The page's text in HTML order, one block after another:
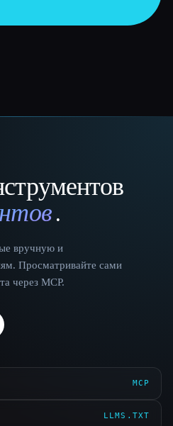
.
вручную и
Просматривайте сами
через MCP.
MCP
LLMS.TXT